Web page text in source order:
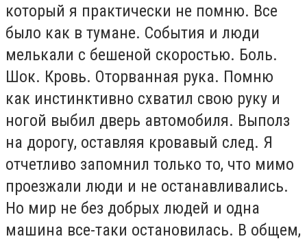
который я практически не помню. Все
было как в тумане. События и люди
мелькали с бешеной скоростью. Боль.
Шок. Кровь. Оторванная рука. Помню
как инстинктивно схватил свою руку и
ногой выбил дверь автомобиля. Выполз
на дорогу, оставляя кровавый след. Я
отчетливо запомнил только то, что мимо
проезжали люди и не останавливались.
Но мир не без добрых людей и одна
машина все-таки остановилась. В общем,